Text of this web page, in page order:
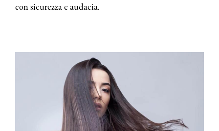
con sicurezza e audacia.